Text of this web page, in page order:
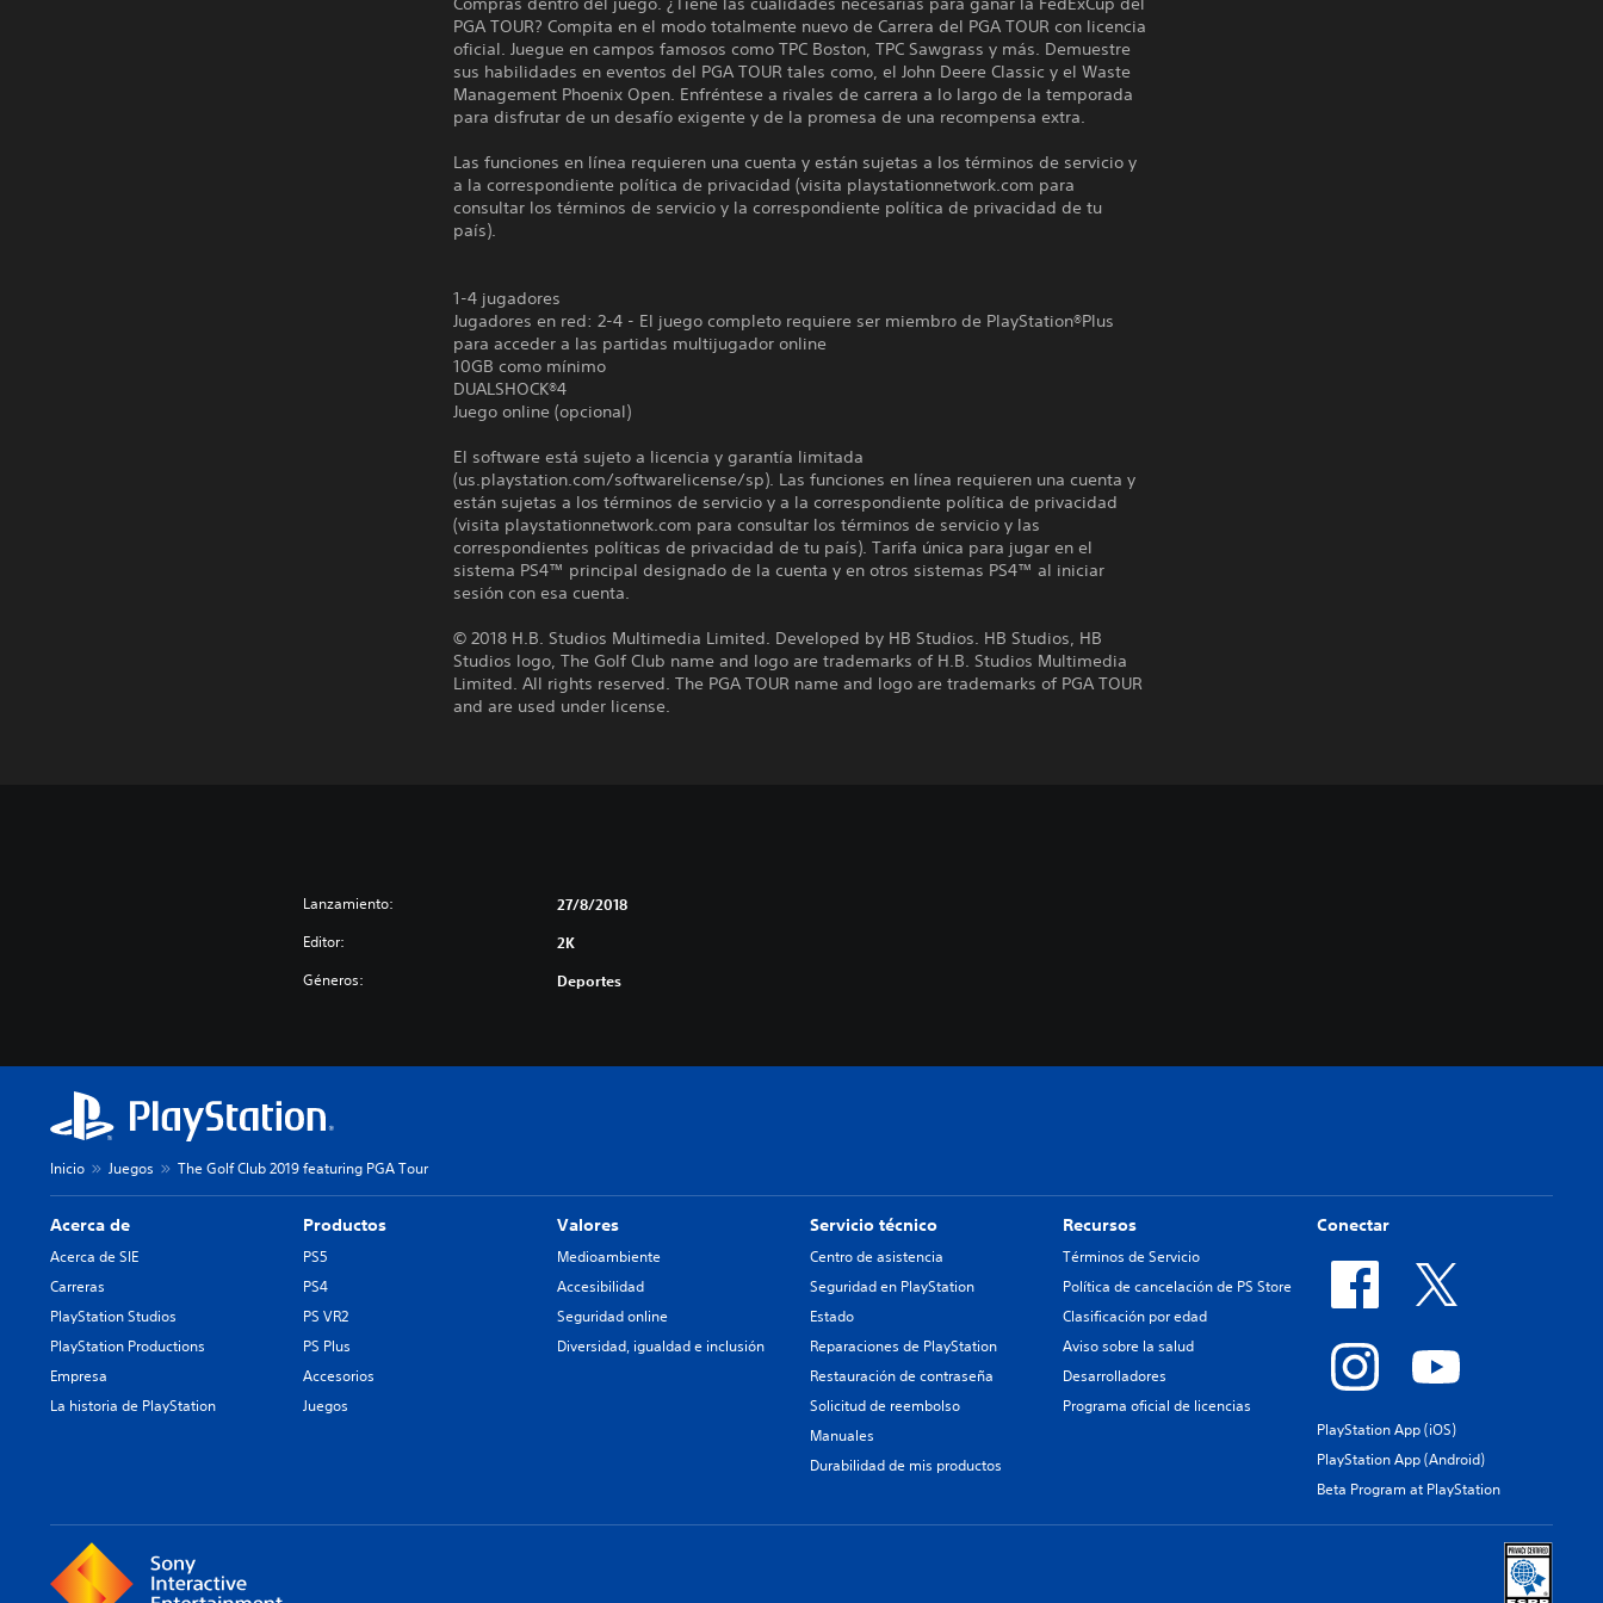
PGA TOUR? Compita en el modo totalmente nuevo de Carrera del PGA TOUR con licencia
oficial. Juegue en campos famosos como TPC Boston, TPC Sawgrass y más. Demuestre
sus habilidades en eventos del PGA TOUR tales como, el John Deere Classic y el Waste
Management Phoenix Open. Enfréntese a rivales de carrera a lo largo de la temporada
para disfrutar de un desafío exigente y de la promesa de una recompensa extra.
Las funciones en línea requieren una cuenta y están sujetas a los términos de servicio y
a la correspondiente política de privacidad (visita playstationnetwork.com para
consultar los términos de servicio y la correspondiente política de privacidad de tu
país).
1-4 jugadores
Jugadores en red: 2-4 - El juego completo requiere ser miembro de PlayStation®Plus
para acceder a las partidas multijugador online
10GB como mínimo
DUALSHOCK®4
Juego online (opcional)
El software está sujeto a licencia y garantía limitada
(us.playstation.com/softwarelicense/sp). Las funciones en línea requieren una cuenta y
están sujetas a los términos de servicio y a la correspondiente política de privacidad
(visita playstationnetwork.com para consultar los términos de servicio y las
correspondientes políticas de privacidad de tu país). Tarifa única para jugar en el
sistema PS4™ principal designado de la cuenta y en otros sistemas PS4™ al iniciar
sesión con esa cuenta.
© 2018 H.B. Studios Multimedia Limited. Developed by HB Studios. HB Studios, HB
Studios logo, The Golf Club name and logo are trademarks of H.B. Studios Multimedia
Limited. All rights reserved. The PGA TOUR name and logo are trademarks of PGA TOUR
and are used under license.
Lanzamiento: 27/8/2018
Editor: 2K
Géneros: Deportes
Inicio Juegos The Golf Club 2019 featuring PGA Tour
Acerca de
Acerca de SIE
Carreras
PlayStation Studios
PlayStation Productions
Empresa
La historia de PlayStation
Productos
PS5
PS4
PS VR2
PS Plus
Accesorios
Juegos
Valores
Medioambiente
Accesibilidad
Seguridad online
Diversidad, igualdad e inclusión
Servicio técnico
Centro de asistencia
Seguridad en PlayStation
Estado
Reparaciones de PlayStation
Restauración de contraseña
Solicitud de reembolso
Manuales
Durabilidad de mis productos
Recursos
Términos de Servicio
Política de cancelación de PS Store
Clasificación por edad
Aviso sobre la salud
Desarrolladores
Programa oficial de licencias
Conectar
PlayStation App (iOS)
PlayStation App (Android)
Beta Program at PlayStation